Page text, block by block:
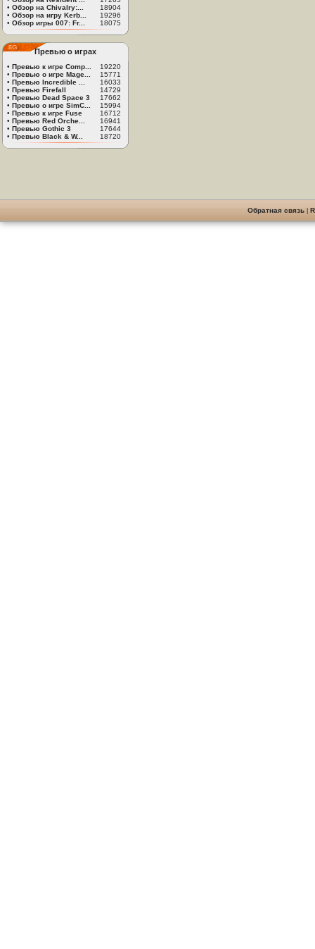
• Обзор на Chivalry:...
18904
• Обзор на игру Kerb...
19296
• Обзор игры 007: Fr... 18075
Превью о играх
• Превью к игре Comp...
19220
• Превью о игре Mage...
15771
• Превью Incredible ...
16033
• Превью Firefall
14729
• Превью Dead Space 3
17662
• Превью о игре SimC...
15994
• Превью к игре Fuse
16712
• Превью Red Orche...
16941
• Превью Gothic 3
17644
• Превью Black & W... 18720
Обратная связь